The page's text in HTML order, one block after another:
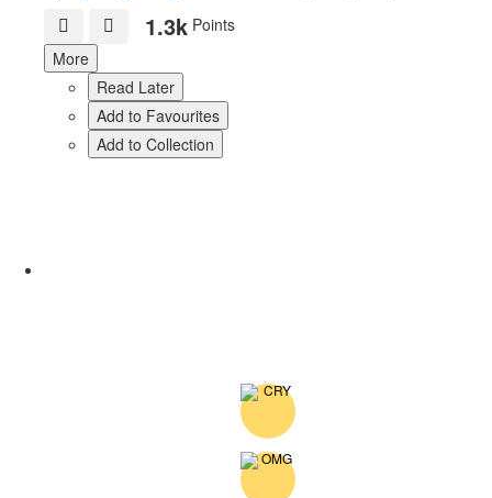
1.3k Points
More
Read Later
Add to Favourites
Add to Collection